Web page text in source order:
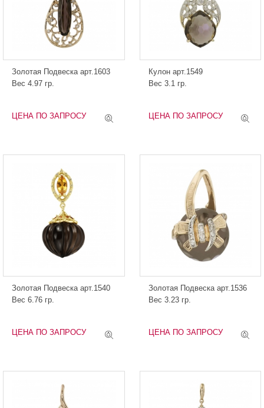
Золотая Подвеска арт.1603
Вес 4.97 гр.
ЦЕНА ПО ЗАПРОСУ
Кулон арт.1549
Вес 3.1 гр.
ЦЕНА ПО ЗАПРОСУ
Золотая Подвеска арт.1540
Вес 6.76 гр.
ЦЕНА ПО ЗАПРОСУ
Золотая Подвеска арт.1536
Вес 3.23 гр.
ЦЕНА ПО ЗАПРОСУ